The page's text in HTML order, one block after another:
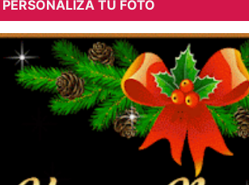
PERSONALIZA TU FOTO